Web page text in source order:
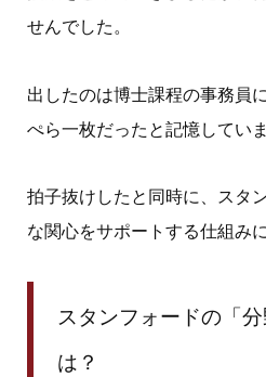
せんでした。
出したのは博士課程の事務員
ぺら一枚だったと記憶していま
拍子抜けしたと同時に、スタ
な関心をサポートする仕組み
スタンフォードの「
は？